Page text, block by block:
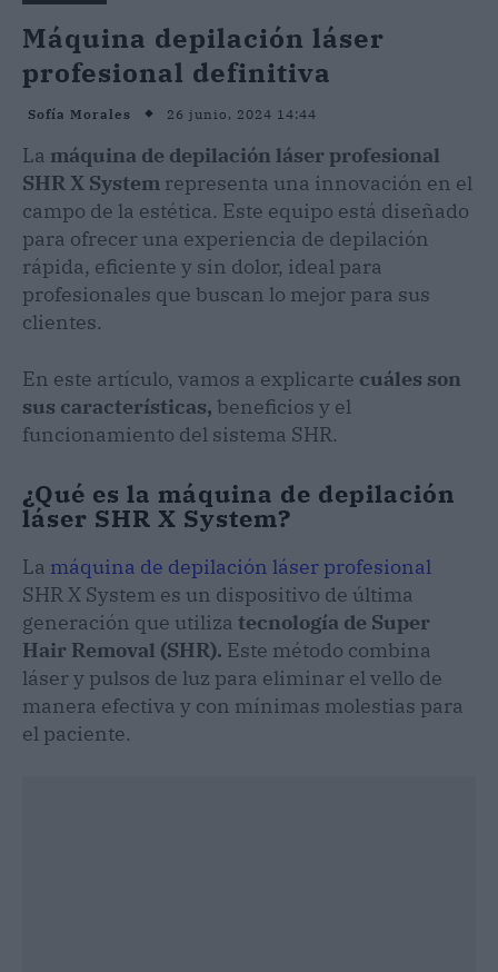
Máquina depilación láser
profesional definitiva
Sofía Morales 26 junio, 2024 14:44
La máquina de depilación láser profesional
SHR X System representa una innovación en el
campo de la estética. Este equipo está diseñado
para ofrecer una experiencia de depilación
rápida, eficiente y sin dolor, ideal para
profesionales que buscan lo mejor para sus
clientes.
En este artículo, vamos a explicarte cuáles son
sus características, beneficios y el
funcionamiento del sistema SHR.
¿Qué es la máquina de depilación
láser SHR X System?
La máquina de depilación láser profesional
SHR X System es un dispositivo de última
generación que utiliza tecnología de Super
Hair Removal (SHR). Este método combina
láser y pulsos de luz para eliminar el vello de
manera efectiva y con mínimas molestias para
el paciente.